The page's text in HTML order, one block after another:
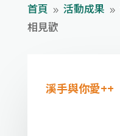
首頁 9 活動成果 9
相見歡
溪手與你愛++